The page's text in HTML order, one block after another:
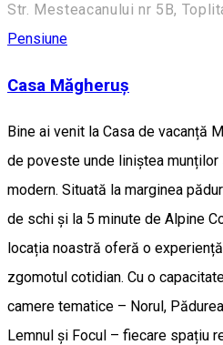
Str. Mesteacanului nr 5B,
Pensiune
Casa Măgheruș
Bine ai venit la Casa de vacanță
de poveste unde liniștea
modern. Situată la marginea
de schi și la 5 minute de Alpine
locația noastră oferă o
zgomotul cotidian. Cu o
camere tematice – Norul,
Lemnul și Focul – fiecare spațiu